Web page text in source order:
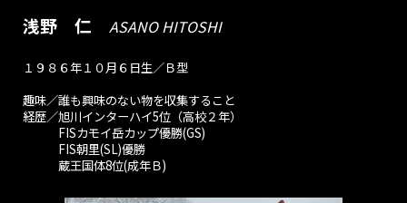
浅野 仁ASANO HITOSHI
１９８６年１０月６日生／Ｂ型
趣味／誰も興味のない物を収集すること
経歴／旭川インターハイ5位（高校２年）
FISカモイ岳カップ優勝(GS)
FIS朝里(SL)優勝
蔵王国体8位(成年Ｂ)